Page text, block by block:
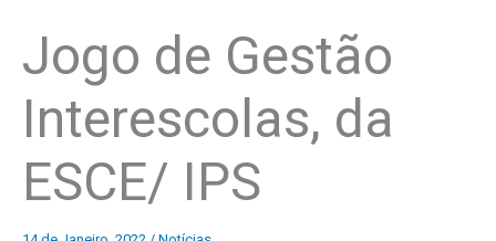
Jogo de Gestão
Interescolas, da
ESCE/ IPS